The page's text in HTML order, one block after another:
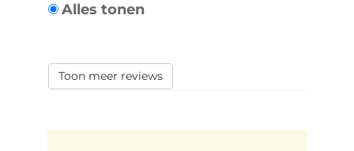
Alles tonen
Toon meer reviews